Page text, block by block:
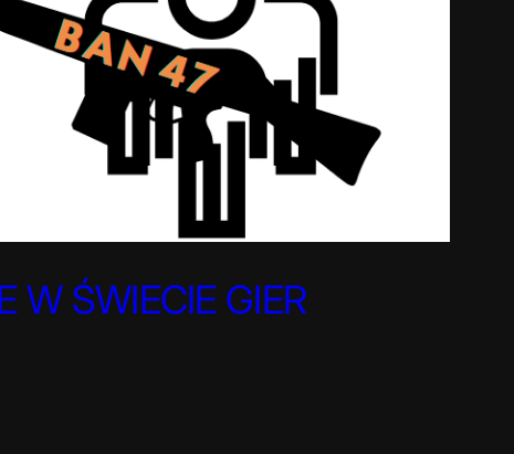
W ŚWIECIE GIER